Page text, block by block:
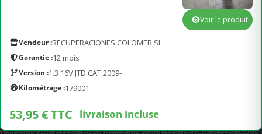
Vendeur :RECUPERACIONES COLOMER SL
Garantie :12 mois
Version :1.3 16V JTD CAT 2009-
Kilométrage :179001
53,95 € TTC livraison incluse
Voir le produit